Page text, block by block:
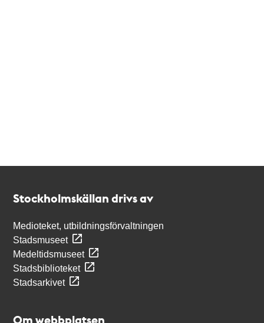
Stockholmskällan drivs av
Medioteket, utbildningsförvaltningen
Stadsmuseet
Medeltidsmuseet
Stadsbiblioteket
Stadsarkivet
Om webbplatsen